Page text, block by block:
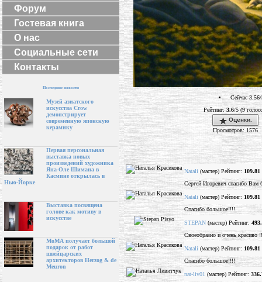
Форум
Гостевая книга
О нас
Социальные сети
Контакты
Последние новости
Музей азиатского
искусства Crow
демонстрирует
современную японскую
керамику
Первая персональная
выставка новых
произведений художника
Яна-Оле Шимана в
Касмине открылась в
Нью-Йорке
Выставка посвящена
голове как мотиву в
искусстве
МоМА получает большой
подарок от работ
швейцарских
архитекторов Herzog & de
Meuron
Сейчас 3.56/
Рейтинг:3.6/5 (9
Оценки.
Просмотров: 1576
Natali (мастер) Рейтинг: 109.81
Сергей Игоревич спасибо Вам
Natali (мастер) Рейтинг: 109.81
Спасибо большое!!!!
STEPAN (мастер) Рейтинг:
Своеобразно и очень красиво
Natali (мастер) Рейтинг: 109.81
Спасибо большое!!!!
nat-liv01 (мастер) Рейтинг: